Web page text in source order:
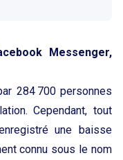
Messenger,
284 700 personnes
Cependant, tout
une baisse
connu sous le nom